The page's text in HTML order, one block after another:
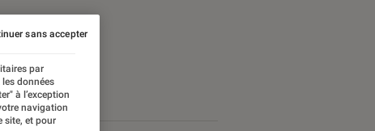
par
données
à l’exception
navigation
site, et pour
sans accepter